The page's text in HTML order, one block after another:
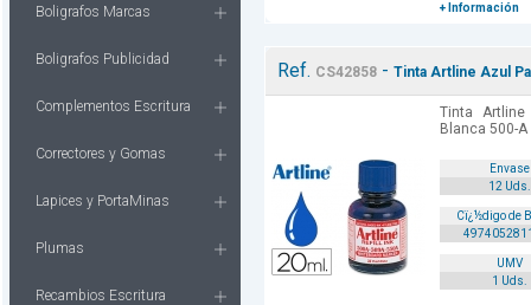
Boligrafos Marcas
Boligrafos Publicidad
Complementos Escritura
Correctores y Gomas
Lapices y PortaMinas
Plumas
Recambios Escritura
+ Información
Ref. CS42858- Tinta Artline Azul
Tinta
Blanca 500-A
Envase
12 Uds.
Cï¿½digo de
UMV
1 Uds.